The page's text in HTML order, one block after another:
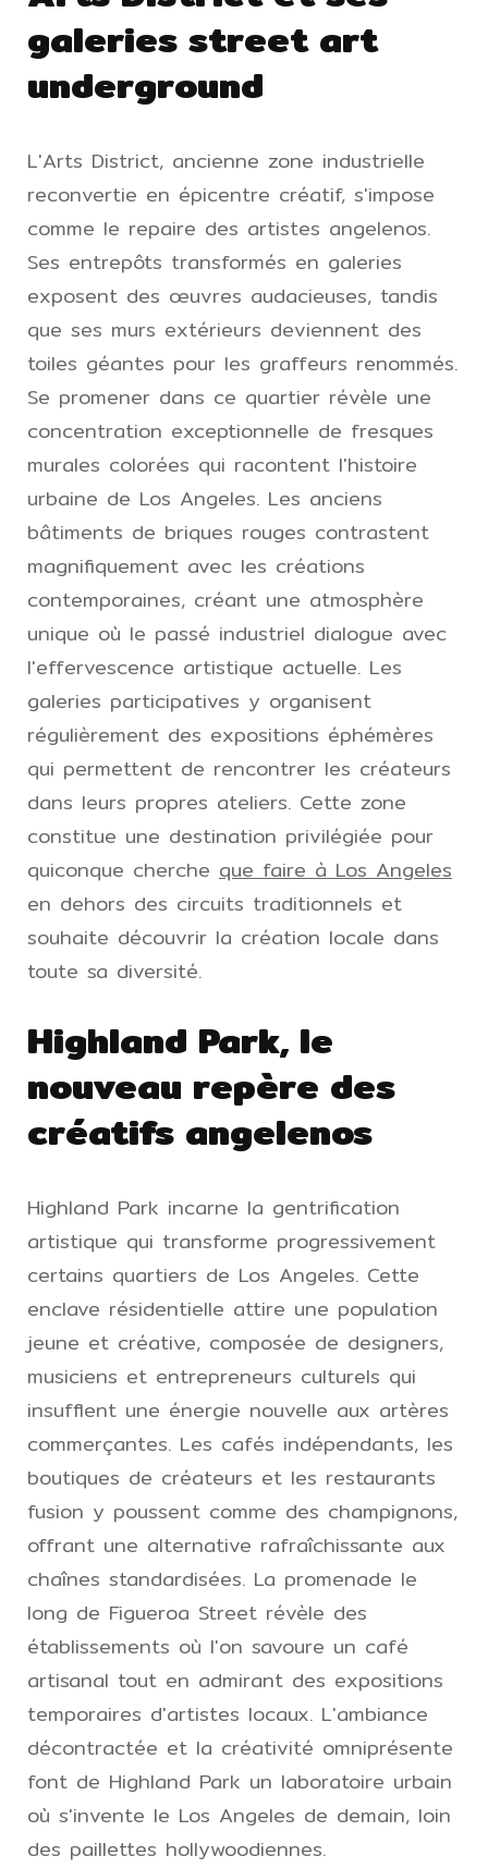
galeries street art
underground
L'Arts District, ancienne zone industrielle
reconvertie en épicentre créatif, s'impose
comme le repaire des artistes angelenos.
Ses entrepôts transformés en galeries
exposent des œuvres audacieuses, tandis
que ses murs extérieurs deviennent des
toiles géantes pour les graffeurs renommés.
Se promener dans ce quartier révèle une
concentration exceptionnelle de fresques
murales colorées qui racontent l'histoire
urbaine de Los Angeles. Les anciens
bâtiments de briques rouges contrastent
magnifiquement avec les créations
contemporaines, créant une atmosphère
unique où le passé industriel dialogue avec
l'effervescence artistique actuelle. Les
galeries participatives y organisent
régulièrement des expositions éphémères
qui permettent de rencontrer les créateurs
dans leurs propres ateliers. Cette zone
constitue une destination privilégiée pour
quiconque cherche que faire à Los Angeles
en dehors des circuits traditionnels et
souhaite découvrir la création locale dans
toute sa diversité.
Highland Park, le
nouveau repère des
créatifs angelenos
Highland Park incarne la gentrification
artistique qui transforme progressivement
certains quartiers de Los Angeles. Cette
enclave résidentielle attire une population
jeune et créative, composée de designers,
musiciens et entrepreneurs culturels qui
insufflent une énergie nouvelle aux artères
commerçantes. Les cafés indépendants, les
boutiques de créateurs et les restaurants
fusion y poussent comme des champignons,
offrant une alternative rafraîchissante aux
chaînes standardisées. La promenade le
long de Figueroa Street révèle des
établissements où l'on savoure un café
artisanal tout en admirant des expositions
temporaires d'artistes locaux. L'ambiance
décontractée et la créativité omniprésente
font de Highland Park un laboratoire urbain
où s'invente le Los Angeles de demain, loin
des paillettes hollywoodiennes.